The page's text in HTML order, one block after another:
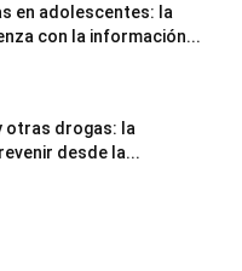
en adolescentes: la
con la información...
otras drogas: la
desde la...